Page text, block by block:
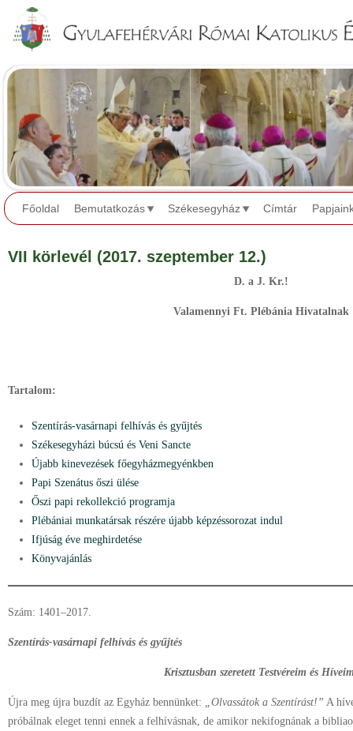
Főoldal Bemutatkozás Székesegyház Címtár
VII körlevél (2017. szeptember 12.)
D. a J. Kr.!
Valamennyi Ft. Plébánia Hivatalnak
Tartalom:
Szentírás-vasárnapi felhívás és gyűjtés
Székesegyházi búcsú és Veni Sancte
Újabb kinevezések főegyházmegyénkben
Papi Szenátus őszi ülése
Őszi papi rekollekció programja
Plébániai munkatársak részére újabb képzéssorozat indul
Ifjúság éve meghirdetése
Könyvajánlás
Szám: 1401–2017.
Szentírás-vasárnapi felhívás és gyűjtés
Krisztusban szeretett Testvéreim és
Újra meg újra buzdít az Egyház bennünket: „Olvassátok a Szentírást!” A
próbálnak eleget tenni ennek a felhívásnak, de amikor nekifognának a